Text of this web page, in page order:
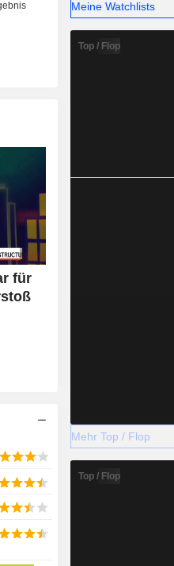
für
Meine Watchlists
Top / Flop
Mehr Top / Flop
Top / Flop